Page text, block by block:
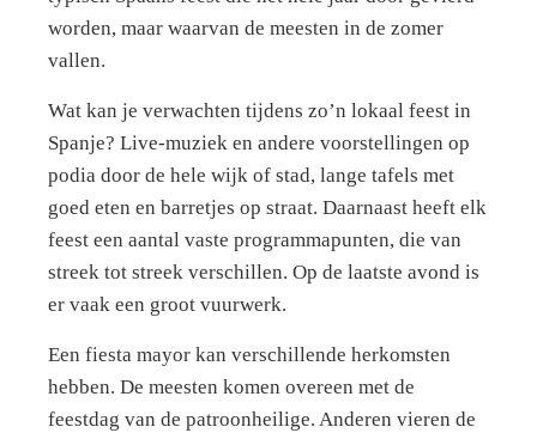
worden, maar waarvan de meesten in de zomer
vallen.
Wat kan je verwachten tijdens zo’n lokaal feest in
Spanje? Live-muziek en andere voorstellingen op
podia door de hele wijk of stad, lange tafels met
goed eten en barretjes op straat. Daarnaast heeft elk
feest een aantal vaste programmapunten, die van
streek tot streek verschillen. Op de laatste avond is
er vaak een groot vuurwerk.
Een fiesta mayor kan verschillende herkomsten
hebben. De meesten komen overeen met de
feestdag van de patroonheilige. Anderen vieren de